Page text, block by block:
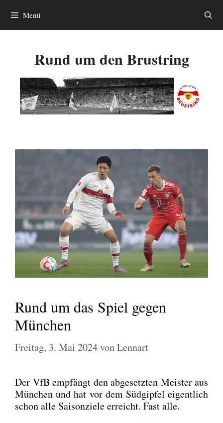
Inhalt
springen
Menü
Rund um den Brustring
Rund um das Spiel gegen
München
Freitag, 3. Mai 2024vonLennart
Der VfB emp­fängt den abge­setz­ten Meis­ter aus
Mün­chen und hat vor dem Süd­gip­fel eigent­lich
schon alle Sai­son­zie­le erreicht. Fast alle.